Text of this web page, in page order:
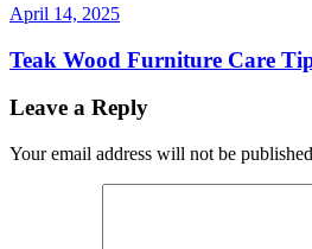
April 14, 2025
Teak Wood Furniture Care
Leave a Reply
Your email address will not be